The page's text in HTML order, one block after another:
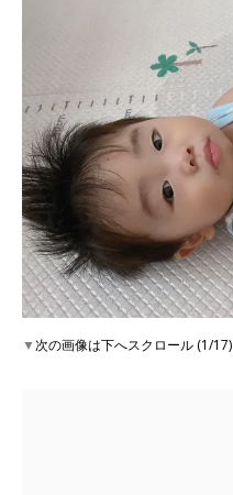
▼次の画像は下へスクロール (1/17)